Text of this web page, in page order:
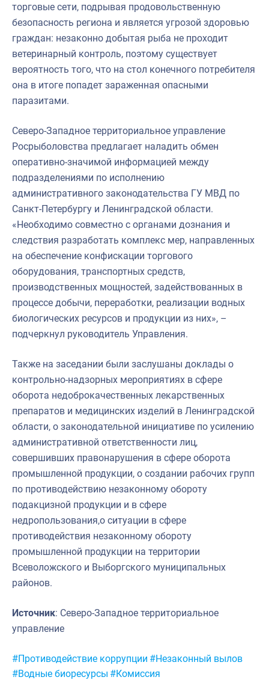
торговые сети, подрывая продовольственную
безопасность региона и является угрозой здоровью
граждан: незаконно добытая рыба не проходит
ветеринарный контроль, поэтому существует
вероятность того, что на стол конечного потребителя
она в итоге попадет зараженная опасными
паразитами.
Северо-Западное территориальное управление
Росрыболовства предлагает наладить обмен
оперативно-значимой информацией между
подразделениями по исполнению
административного законодательства ГУ МВД по
Санкт-Петербургу и Ленинградской области.
«Необходимо совместно с органами дознания и
следствия разработать комплекс мер, направленных
на обеспечение конфискации торгового
оборудования, транспортных средств,
производственных мощностей, задействованных в
процессе добычи, переработки, реализации водных
биологических ресурсов и продукции из них», –
подчеркнул руководитель Управления.
Также на заседании были заслушаны доклады о
контрольно-надзорных мероприятиях в сфере
оборота недоброкачественных лекарственных
препаратов и медицинских изделий в Ленинградской
области, о законодательной инициативе по усилению
административной ответственности лиц,
совершивших правонарушения в сфере оборота
промышленной продукции, о создании рабочих групп
по противодействию незаконному обороту
подакцизной продукции и в сфере
недропользования,о ситуации в сфере
противодействия незаконному обороту
промышленной продукции на территории
Всеволожского и Выборгского муниципальных
районов.
Источник: Северо-Западное территориальное
управление
Метки:
#Противодействие коррупции #Незаконный вылов
#Водные биоресурсы #Комиссия